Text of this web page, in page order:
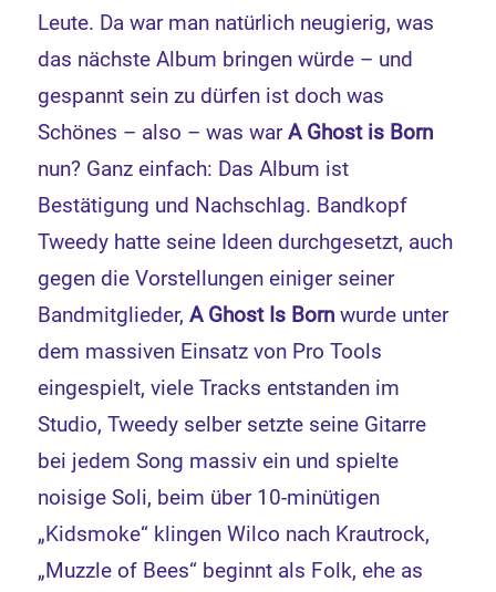
Leute. Da war man natürlich neugierig, was
das nächste Album bringen würde – und
gespannt sein zu dürfen ist doch was
Schönes – also – was warA Ghost is Born
nun? Ganz einfach: Das Album ist
Bestätigung und Nachschlag. Bandkopf
Tweedy hatte seine Ideen durchgesetzt, auch
gegen die Vorstellungen einiger seiner
Bandmitglieder,A Ghost Is Born wurde unter
dem massiven Einsatz von Pro Tools
eingespielt, viele Tracks entstanden im
Studio, Tweedy selber setzte seine Gitarre
bei jedem Song massiv ein und spielte
noisige Soli, beim über 10-minütigen
„Kidsmoke“ klingen Wilco nach Krautrock,
„Muzzle of Bees“ beginnt als Folk, ehe as